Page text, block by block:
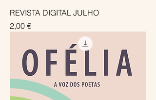
REVISTA DIGITAL JULHO
Preço
2,00 €